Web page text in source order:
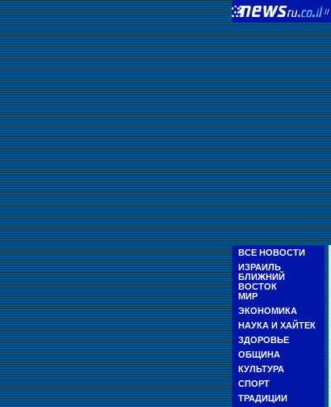
//
ВСЕ НОВОСТИ
ИЗРАИЛЬ
БЛИЖНИЙ
ВОСТОК
МИР
ЭКОНОМИКА
НАУКА И ХАЙТЕК
ЗДОРОВЬЕ
ОБЩИНА
КУЛЬТУРА
СПОРТ
ТРАДИЦИИ